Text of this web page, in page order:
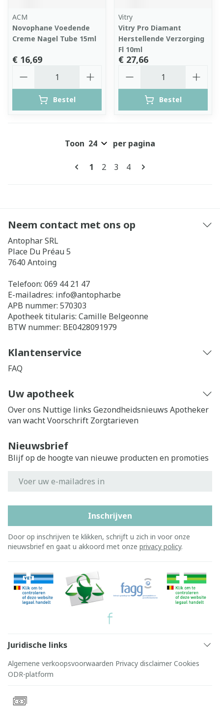
ACM
Novophane Voedende
Creme Nagel Tube 15ml
€ 16,69
Bestel
Vitry
Vitry Pro Diamant
Herstellende Verzorging
Fl 10ml
€ 27,66
Bestel
Pagina's
U lees momenteel pagina
1 Pagina
2 Pagina
3 Pagina
4
Toon per pagina
Neem contact met ons op
Antophar SRL
Place Du Préau 5
7640 Antoing
Telefoon: 069 44 21 47
E-mailadres: info@antophar.be
APB nummer: 570303
Apotheek titularis: Camille Belgeonne
BTW nummer: BE0428091979
Klantenservice
FAQ
Uw apotheek
Over ons Nuttige links Gezondheidsnieuws Apotheker
van wachtVoorschrift Zorgtarieven
Nieuwsbrief
Blijf op de hoogte van nieuwe producten en promoties
Inschrijven
Door op inschrijven te klikken, schrijft u zich in voor onze
nieuwsbrief en gaat u akkoord met onze privacy policy.
Juridische links
Algemene verkoopsvoorwaarden Privacy disclaimer Cookies
ODR-platform